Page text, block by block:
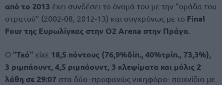
από το 2013 έχει συνδέσει το όνομά του με την “ομάδα του
στρατού” (2002-08, 2012-13) και συγχρόνως με το Final
Four της Ευρωλίγκας στην O2 Arena στην Πράγα.
Ο “Τεό” είχε 18,5 πόντους (76,9%δίπ., 40%τρίπ., 73,3%),
3 ριμπάουντ, 4,5 ριμπάουντ, 3 κλεψίματα και μόλις 2
λάθη σε 29:07 στα δύο -προφανώς νικηφόρα- παιχνίδια με